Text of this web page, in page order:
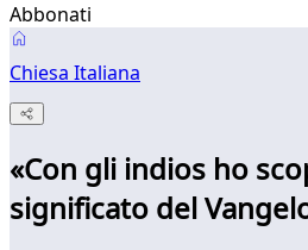
Abbonati
Chiesa Italiana
«Con gli indios ho
significato del